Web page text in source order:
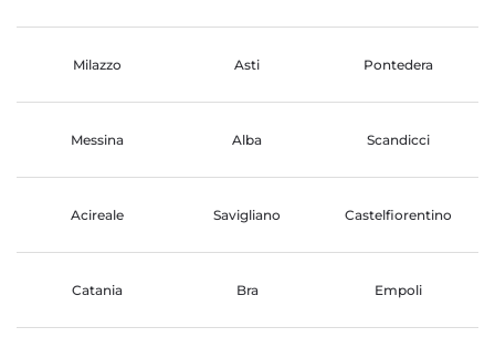
Milazzo Asti Pontedera
Messina Alba Scandicci
Acireale Savigliano Castelfiorentino
Catania Bra Empoli